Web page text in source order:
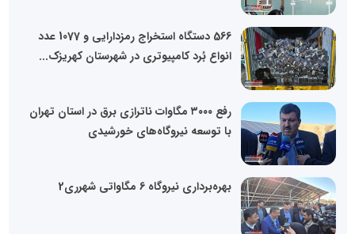
566 دستگاه استخراج رمزدارایی و 1077 عدد
انواع بُرد کامپیوتری در شهرستان کهریزک...
رفع ۳۰۰۰ مگاوات ناترازی برق در استان تهران
با توسعه نیروگاه‌های خورشیدی
بهره‌برداری نیروگاه 6 مگاواتی شهرری2